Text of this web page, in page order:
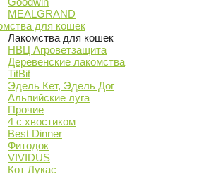
MEALGRAND
для кошек
Лакомства для кошек
НВЦ Агроветзащита
Деревенские лакомства
TitBit
Эдель Кет, Эдель Дог
Альпийские луга
Прочие
4 с хвостиком
Best Dinner
Фитодок
VIVIDUS
Кот Лукас